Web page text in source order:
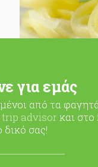
για εμάς
από τα
trip advisorκαι στο
δικό σας!